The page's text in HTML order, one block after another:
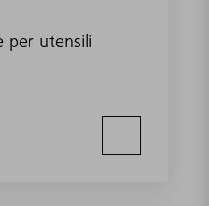
per utensili